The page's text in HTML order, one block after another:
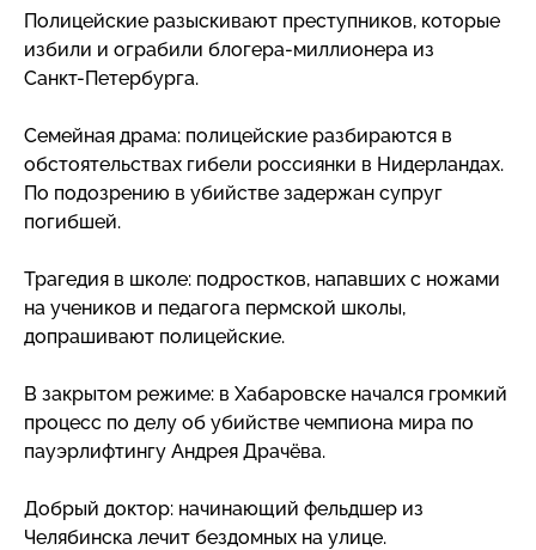
Полицейские разыскивают преступников, которые
избили и ограбили блогера-миллионера из
Санкт-Петербурга.
Семейная драма: полицейские разбираются в
обстоятельствах гибели россиянки в Нидерландах.
По подозрению в убийстве задержан супруг
погибшей.
Трагедия в школе: подростков, напавших с ножами
на учеников и педагога пермской школы,
допрашивают полицейские.
В закрытом режиме: в Хабаровске начался громкий
процесс по делу об убийстве чемпиона мира по
пауэрлифтингу Андрея Драчёва.
Добрый доктор: начинающий фельдшер из
Челябинска лечит бездомных на улице.